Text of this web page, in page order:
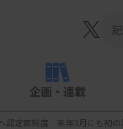
企画・連載
認定医制度 来年3月にも初の